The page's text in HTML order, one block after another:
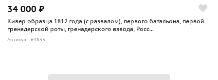
34 000 ₽
Кивер образца 1812 года (с развалом), первого батальона, первой
гренадерской роты, гренадерского взвода, Росс...
Артикул: 64833